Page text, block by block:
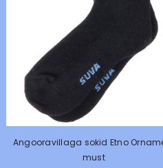
Angooravillaga sokid Etno Ornament
must